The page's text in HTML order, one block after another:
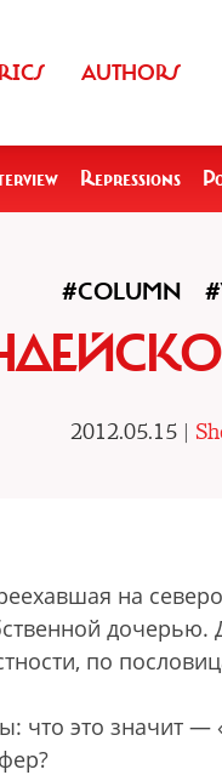
AUTHORS
Repressions
#COLUMN
2012.05.15 |
на
по
это значит —